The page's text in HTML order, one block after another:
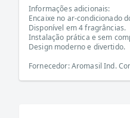
Informações adicionais:
Encaixe no ar-condicionado
Disponível em 4 fragrâncias.
Instalação prática e sem
Design moderno e divertido.
Fornecedor: Aromasil Ind.